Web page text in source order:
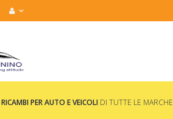
RICAMBI PER AUTO E VEICOLI DI TUTTE LE